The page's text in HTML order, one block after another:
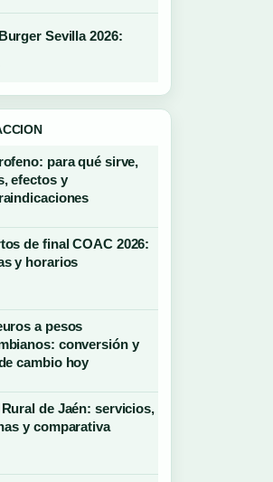
Sevilla 2026:
para qué sirve,
efectos y
de final COAC 2026:
y horarios
a pesos
conversión y
cambio hoy
de Jaén: servicios,
y comparativa